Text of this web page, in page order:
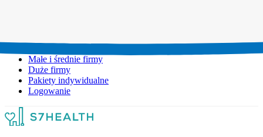
Małe i średnie firmy
Duże firmy
Pakiety indywidualne
Logowanie